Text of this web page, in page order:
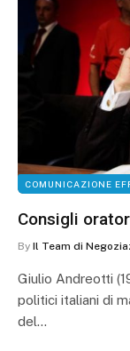
COMUNICAZIONE
Consigli
By Il Team di
Giulio Andreotti
politici italiani di
del…